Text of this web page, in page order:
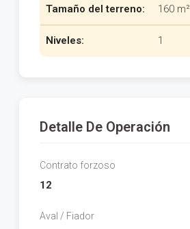
Tamaño del terreno: 160 m²
Niveles: 1
Detalle De Operación
Contrato forzoso
12
Aval / Fiador